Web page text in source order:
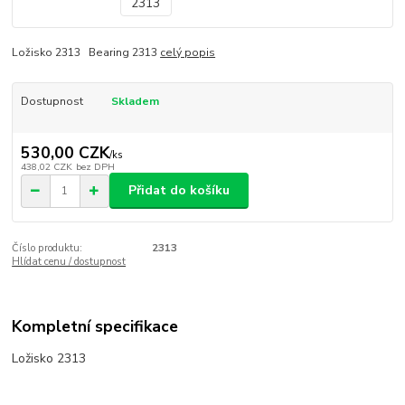
Ložisko 2313 Bearing 2313 celý popis
Dostupnost Skladem
530,00 CZK/ks
438,02 CZK bez DPH
Přidat do košíku
Číslo produktu:
2313
Hlídat cenu / dostupnost
Kompletní specifikace
Ložisko 2313